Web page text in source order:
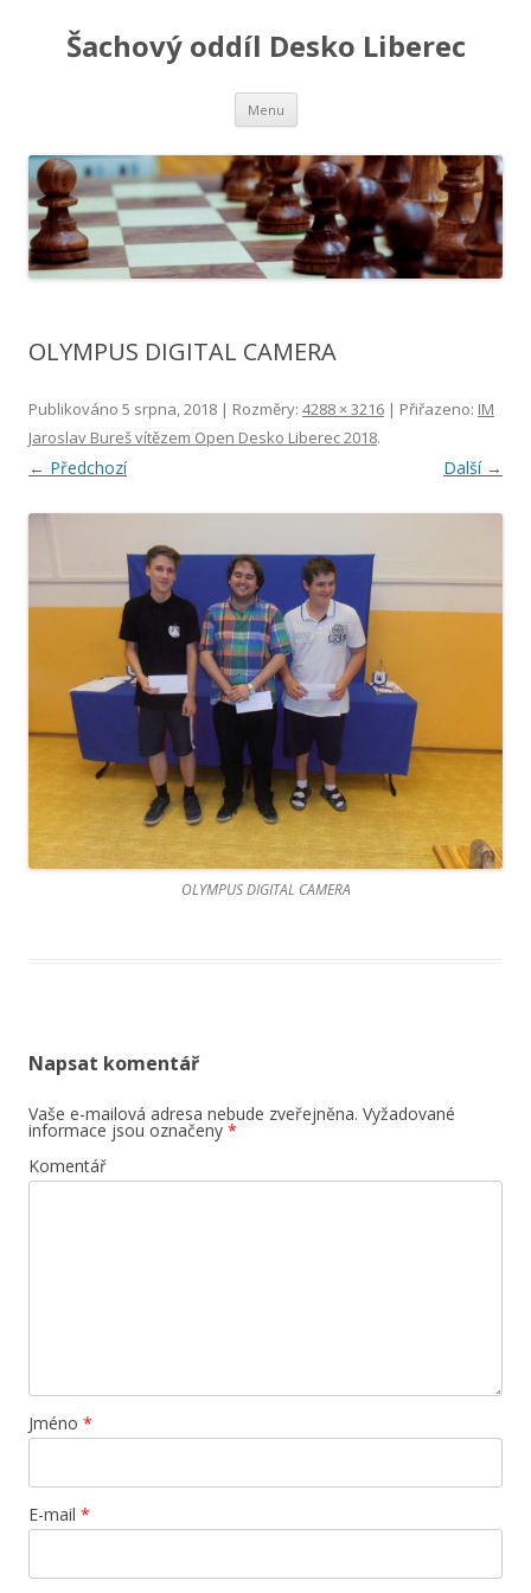
Šachový oddíl Desko Liberec
Menu Přejít
obsahu
webu
OLYMPUS DIGITAL CAMERA
Publikováno 5 srpna, 2018 | Rozměry: 4288 × 3216 | Přiřazeno: IM
Jaroslav Bureš vítězem Open Desko Liberec 2018.
← Předchozí Další →
OLYMPUS DIGITAL CAMERA
Napsat komentář
Vaše e-mailová adresa nebude zveřejněna. Vyžadované
informace jsou označeny *
Komentář
Jméno *
E-mail *